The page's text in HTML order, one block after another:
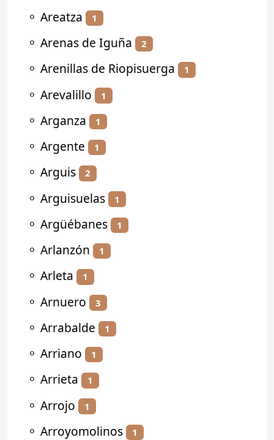
⚬ Areatza 1
⚬ Arenas de Iguña 2
⚬ Arenillas de Riopisuerga 1
⚬ Arevalillo 1
⚬ Arganza 1
⚬ Argente 1
⚬ Arguis 2
⚬ Arguisuelas 1
⚬ Argüébanes 1
⚬ Arlanzón 1
⚬ Arleta 1
⚬ Arnuero 3
⚬ Arrabalde 1
⚬ Arriano 1
⚬ Arrieta 1
⚬ Arrojo 1
⚬ Arroyomolinos 1